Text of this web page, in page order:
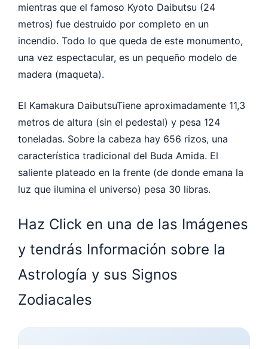
mientras que el famoso Kyoto Daibutsu (24
metros) fue destruido por completo en un
incendio. Todo lo que queda de este monumento,
una vez espectacular, es un pequeño modelo de
madera (maqueta).
El Kamakura DaibutsuTiene aproximadamente 11,3
metros de altura (sin el pedestal) y pesa 124
toneladas. Sobre la cabeza hay 656 rizos, una
característica tradicional del Buda Amida. El
saliente plateado en la frente (de donde emana la
luz que ilumina el universo) pesa 30 libras.
Haz Click en una de las Imágenes
y tendrás Información sobre la
Astrología y sus Signos
Zodiacales